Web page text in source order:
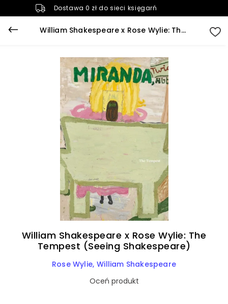
Dostawa 0 zł do sieci księgarń
William Shakespeare x Rose Wylie: The Tempest (Seeing Shakespeare)
William Shakespeare x Rose Wylie: The
Tempest (Seeing Shakespeare)
Rose Wylie William Shakespeare
Oceń produkt